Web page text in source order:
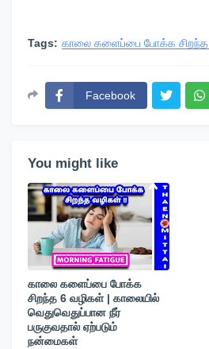
Tags: காலை களைப்பை போக்க
Facebook
You might like
காலை களைப்பை போக்க
சிறந்த 6 வழிகள் | காலையில்
வெதுவெதுப்பான நீர்
பருகுவதால் ஏற்படும்
நன்மைகள்